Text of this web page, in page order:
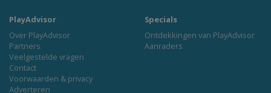
PlayAdvisor
Over PlayAdvisor
Partners
Veelgestelde vragen
Contact
Voorwaarden & privacy
Adverteren
Specials
Ontdekkingen van PlayAdvisor
Aanraders